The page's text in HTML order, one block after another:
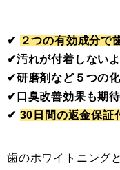
✔︎
２つの有効成分で
✔︎汚れが付着しない
✔︎研磨剤など５つの
✔︎口臭改善効果も期待
✔︎ 30日間の返金保証
歯のホワイトニング